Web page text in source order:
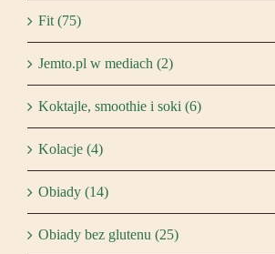
Fit (75)
Jemto.pl w mediach (2)
Koktajle, smoothie i soki (6)
Kolacje (4)
Obiady (14)
Obiady bez glutenu (25)